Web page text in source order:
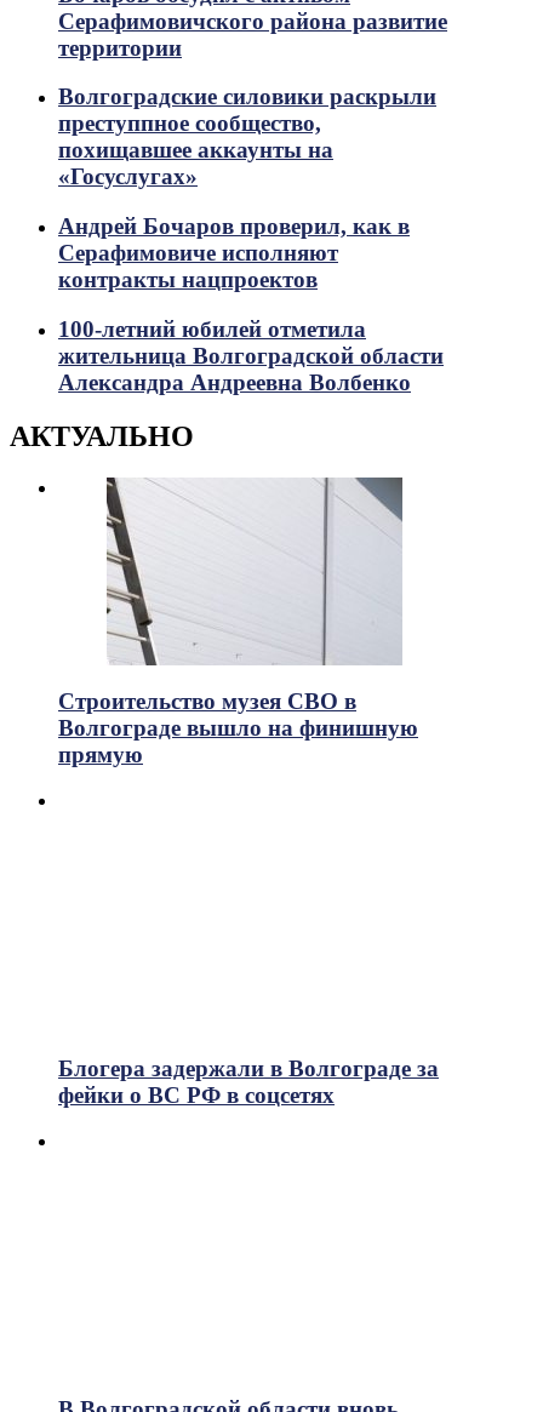
Серафимовичского района развитие
территории
Волгоградские силовики раскрыли
преступпное сообщество,
похищавшее аккаунты на
«Госуслугах»
Андрей Бочаров проверил, как в
Серафимовиче исполняют
контракты нацпроектов
100-летний юбилей отметила
жительница Волгоградской области
Александра Андреевна Волбенко
АКТУАЛЬНО
Строительство музея СВО в
Волгограде вышло на финишную
прямую
Блогера задержали в Волгограде за
фейки о ВС РФ в соцсетях